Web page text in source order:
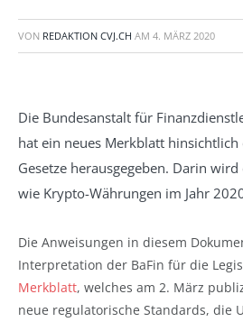
VON REDAKTION CVJ.CH AM 4. MÄRZ 2020
Die Bundesanstalt für
hat ein neues Merkblatt hinsichtlich
Gesetze herausgegeben. Darin
wie Krypto-Währungen im Jahr
Die Anweisungen in diesem
Interpretation der BaFin für die
Merkblatt, welches am 2. März
neue regulatorische Standards, die